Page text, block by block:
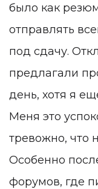
было как
отправлять
под сдачу.
предлагали
день, хотя я
Меня это
тревожно, что
Особенно
форумов, где